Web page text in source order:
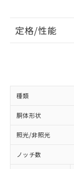
定格/性能
種類
胴体形状
照光/非照光
ノッチ数